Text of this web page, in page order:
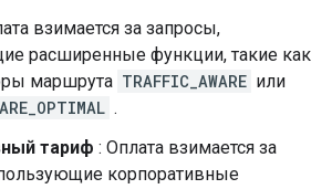
взимается за запросы,
расширенные функции, такие как
маршрута TRAFFIC_AWARE или
.
тариф : Оплата взимается за
корпоративные